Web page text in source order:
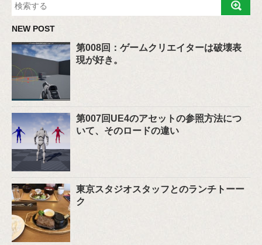
NEW POST
第008回：ゲームクリエイターは破壊表
現が好き。
第007回UE4のアセットの参照方法につ
いて、そのロードの違い
東京スタジオスタッフとのランチトーー
ク